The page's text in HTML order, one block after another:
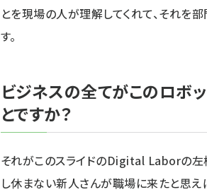
とを現場の人が理解してくれて、それを
す。
ビジネスの全てがこのロボ
とですか？
それがこのスライドのDigital Laborの左
し休まない新人さんが職場に来たと思え